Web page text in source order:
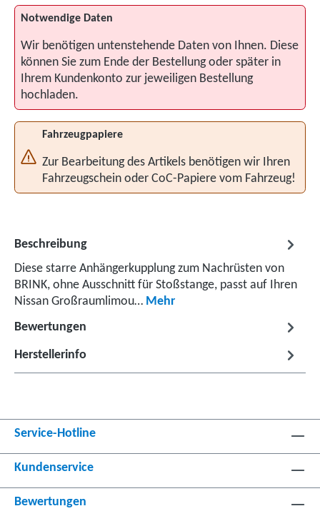
Notwendige Daten
Wir benötigen untenstehende Daten von Ihnen. Diese
können Sie zum Ende der Bestellung oder später in
Ihrem Kundenkonto zur jeweiligen Bestellung
hochladen.
Fahrzeugpapiere
Zur Bearbeitung des Artikels benötigen wir Ihren
Fahrzeugschein oder CoC-Papiere vom Fahrzeug!
Beschreibung
Diese starre Anhängerkupplung zum Nachrüsten von
BRINK, ohne Ausschnitt für Stoßstange, passt auf Ihren
Nissan Großraumlimou… Mehr
Bewertungen
Herstellerinfo
Service-Hotline
Kundenservice
Bewertungen